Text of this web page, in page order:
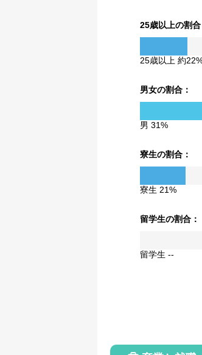
25歳以上の割合
25歳以上 約
男女の割合：
男 31%
寮生の割合：
寮生 21%
留学生の割合：
留学生 --